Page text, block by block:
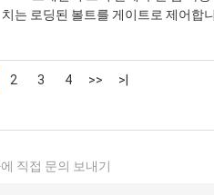
치는 로딩된 볼트를 게이트로 제어합
2 3 4 >> >|
직접 문의 보내기